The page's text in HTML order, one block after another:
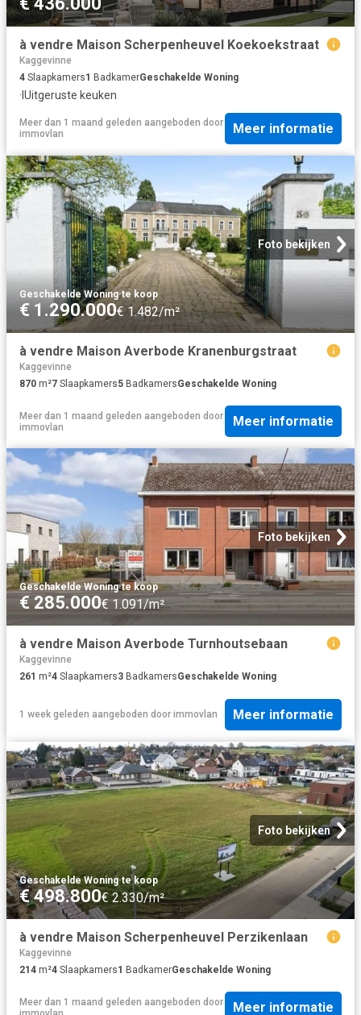
à vendre Maison Scherpenheuvel Koekoekstraat
Kaggevinne
4 Slaapkamers1 BadkamerGeschakelde Woning
· IUitgeruste keuken
Meer dan 1 maand geleden aangeboden door
immovlan
Meer informatie
Foto bekijken
Geschakelde Woning·te koop
€ 1.290.000€ 1.482/m²
à vendre Maison Averbode Kranenburgstraat
Kaggevinne
870 m²7 Slaapkamers5 BadkamersGeschakelde Woning
Meer dan 1 maand geleden aangeboden door
immovlan
Meer informatie
Foto bekijken
Geschakelde Woning·te koop
€ 285.000€ 1.091/m²
à vendre Maison Averbode Turnhoutsebaan
Kaggevinne
261 m²4 Slaapkamers3 BadkamersGeschakelde Woning
1 week geleden aangeboden door immovlan Meer informatie
Foto bekijken
Geschakelde Woning·te koop
€ 498.800€ 2.330/m²
à vendre Maison Scherpenheuvel Perzikenlaan
Kaggevinne
214 m²4 Slaapkamers1 BadkamerGeschakelde Woning
Meer dan 1 maand geleden aangeboden door
Meer informatie